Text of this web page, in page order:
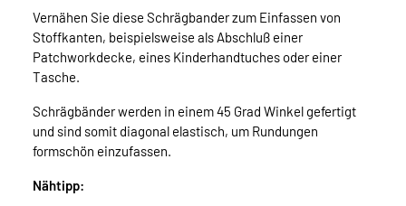
Vernähen Sie diese Schrägbander zum Einfassen von
Stoffkanten, beispielsweise als Abschluß einer
Patchworkdecke, eines Kinderhandtuches oder einer
Tasche.
Schrägbänder werden in einem 45 Grad Winkel gefertigt
und sind somit diagonal elastisch, um Rundungen
formschön einzufassen.
Nähtipp: